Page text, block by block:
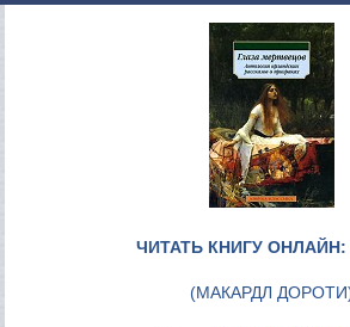
ЧИТАТЬ КНИГУ ОНЛАЙН:
(МАКАРДЛ ДОРОТИ